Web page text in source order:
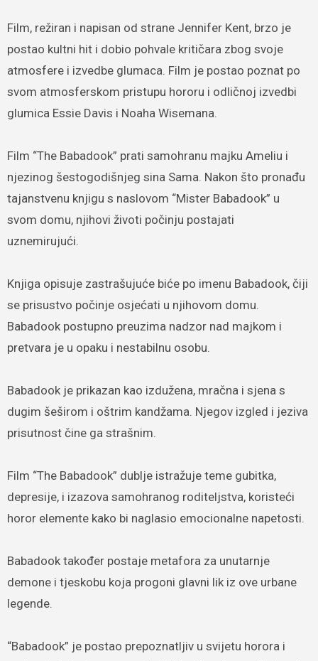
Film, režiran i napisan od strane Jennifer Kent, brzo je
postao kultni hit i dobio pohvale kritičara zbog svoje
atmosfere i izvedbe glumaca. Film je postao poznat po
svom atmosferskom pristupu hororu i odličnoj izvedbi
glumica Essie Davis i Noaha Wisemana.
Film “The Babadook” prati samohranu majku Ameliu i
njezinog šestogodišnjeg sina Sama. Nakon što pronađu
tajanstvenu knjigu s naslovom “Mister Babadook” u
svom domu, njihovi životi počinju postajati
uznemirujući.
Knjiga opisuje zastrašujuće biće po imenu Babadook, čiji
se prisustvo počinje osjećati u njihovom domu.
Babadook postupno preuzima nadzor nad majkom i
pretvara je u opaku i nestabilnu osobu.
Babadook je prikazan kao izdužena, mračna i sjena s
dugim šeširom i oštrim kandžama. Njegov izgled i jeziva
prisutnost čine ga strašnim.
Film “The Babadook” dublje istražuje teme gubitka,
depresije, i izazova samohranog roditeljstva, koristeći
horor elemente kako bi naglasio emocionalne napetosti.
Babadook također postaje metafora za unutarnje
demone i tjeskobu koja progoni glavni lik iz ove urbane
legende.
“Babadook” je postao prepoznatljiv u svijetu horora i